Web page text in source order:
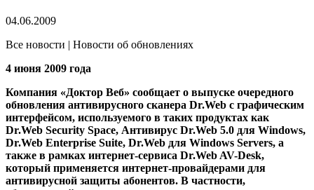
04.06.2009
Все новости | Новости об обновлениях
4 июня 2009 года
Компания «Доктор Веб» сообщает о выпуске очередного
обновления антивирусного сканера Dr.Web с графическим
интерфейсом, используемого в таких продуктах как
Dr.Web Security Space, Антивирус Dr.Web 5.0 для Windows,
Dr.Web Enterprise Suite, Dr.Web для Windows Servers, а
также в рамках интернет-сервиса Dr.Web AV-Desk,
который применяется интернет-провайдерами для
антивирусной защиты абонентов. В частности,